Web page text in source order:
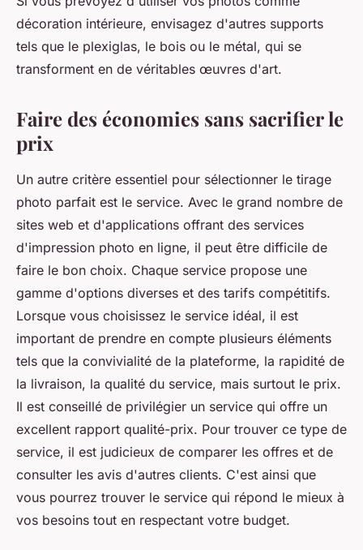
décoration intérieure, envisagez d'autres supports
tels que le plexiglas, le bois ou le métal, qui se
transforment en de véritables œuvres d'art.
Faire des économies sans sacrifier le
prix
Un autre critère essentiel pour sélectionner le tirage
photo parfait est le service. Avec le grand nombre de
sites web et d'applications offrant des services
d'impression photo en ligne, il peut être difficile de
faire le bon choix. Chaque service propose une
gamme d'options diverses et des tarifs compétitifs.
Lorsque vous choisissez le service idéal, il est
important de prendre en compte plusieurs éléments
tels que la convivialité de la plateforme, la rapidité de
la livraison, la qualité du service, mais surtout le prix.
Il est conseillé de privilégier un service qui offre un
excellent rapport qualité-prix. Pour trouver ce type de
service, il est judicieux de comparer les offres et de
consulter les avis d'autres clients. C'est ainsi que
vous pourrez trouver le service qui répond le mieux à
vos besoins tout en respectant votre budget.